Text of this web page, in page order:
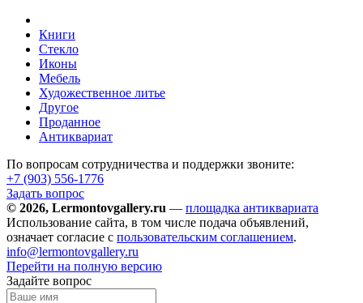
Книги
Стекло
Иконы
Мебель
Художественное литье
Другое
Проданное
Антиквариат
По вопросам сотрудничества и поддержки звоните:
+7 (903) 556-1776
Задать вопрос
© 2026, Lermontovgallery.ru — площадка антиквариата
Использование сайта, в том числе подача объявлений,
означает согласие с пользовательским соглашением.
info@lermontovgallery.ru
Перейти на полную версию
Задайте вопрос